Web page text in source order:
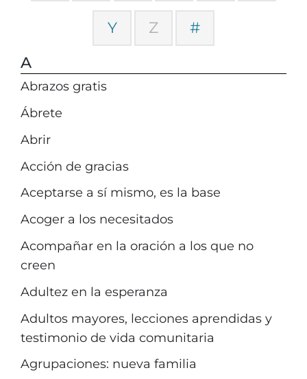
Y Z #
A
Abrazos gratis
Ábrete
Abrir
Acción de gracias
Aceptarse a sí mismo, es la base
Acoger a los necesitados
Acompañar en la oración a los que no
creen
Adultez en la esperanza
Adultos mayores, lecciones aprendidas y
testimonio de vida comunitaria
Agrupaciones: nueva familia